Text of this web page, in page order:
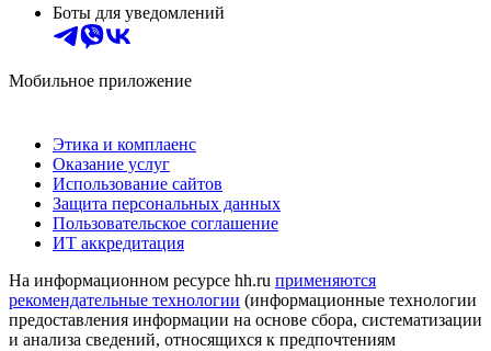
Боты для уведомлений
Мобильное приложение
Этика и комплаенс
Оказание услуг
Использование сайтов
Защита персональных данных
Пользовательское соглашение
ИТ аккредитация
На информационном ресурсе hh.ru применяются
рекомендательные технологии (информационные технологии
предоставления информации на основе сбора, систематизации
и анализа сведений, относящихся к предпочтениям